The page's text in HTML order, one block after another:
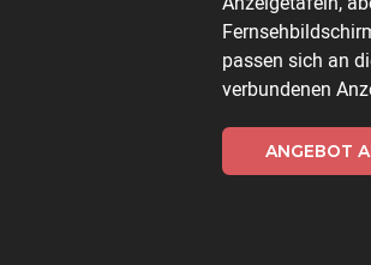
passen sich an
verbundenen
ANGEBOT